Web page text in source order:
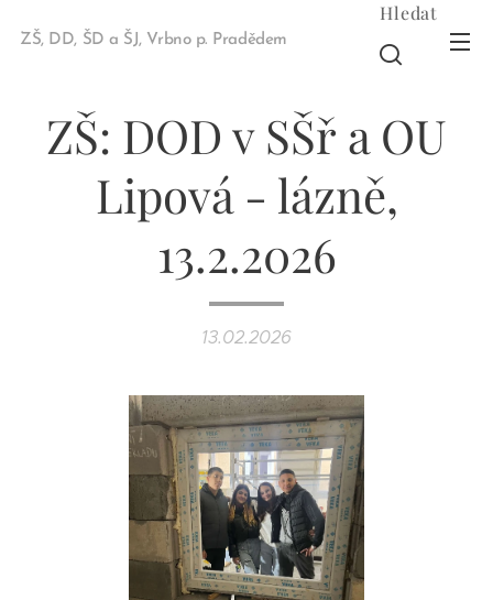
ZŠ, DD, ŠD a ŠJ, Vrbno p. Pradědem
Hledat
ZŠ: DOD v SŠř a OU
Lipová - lázně,
13.2.2026
13.02.2026